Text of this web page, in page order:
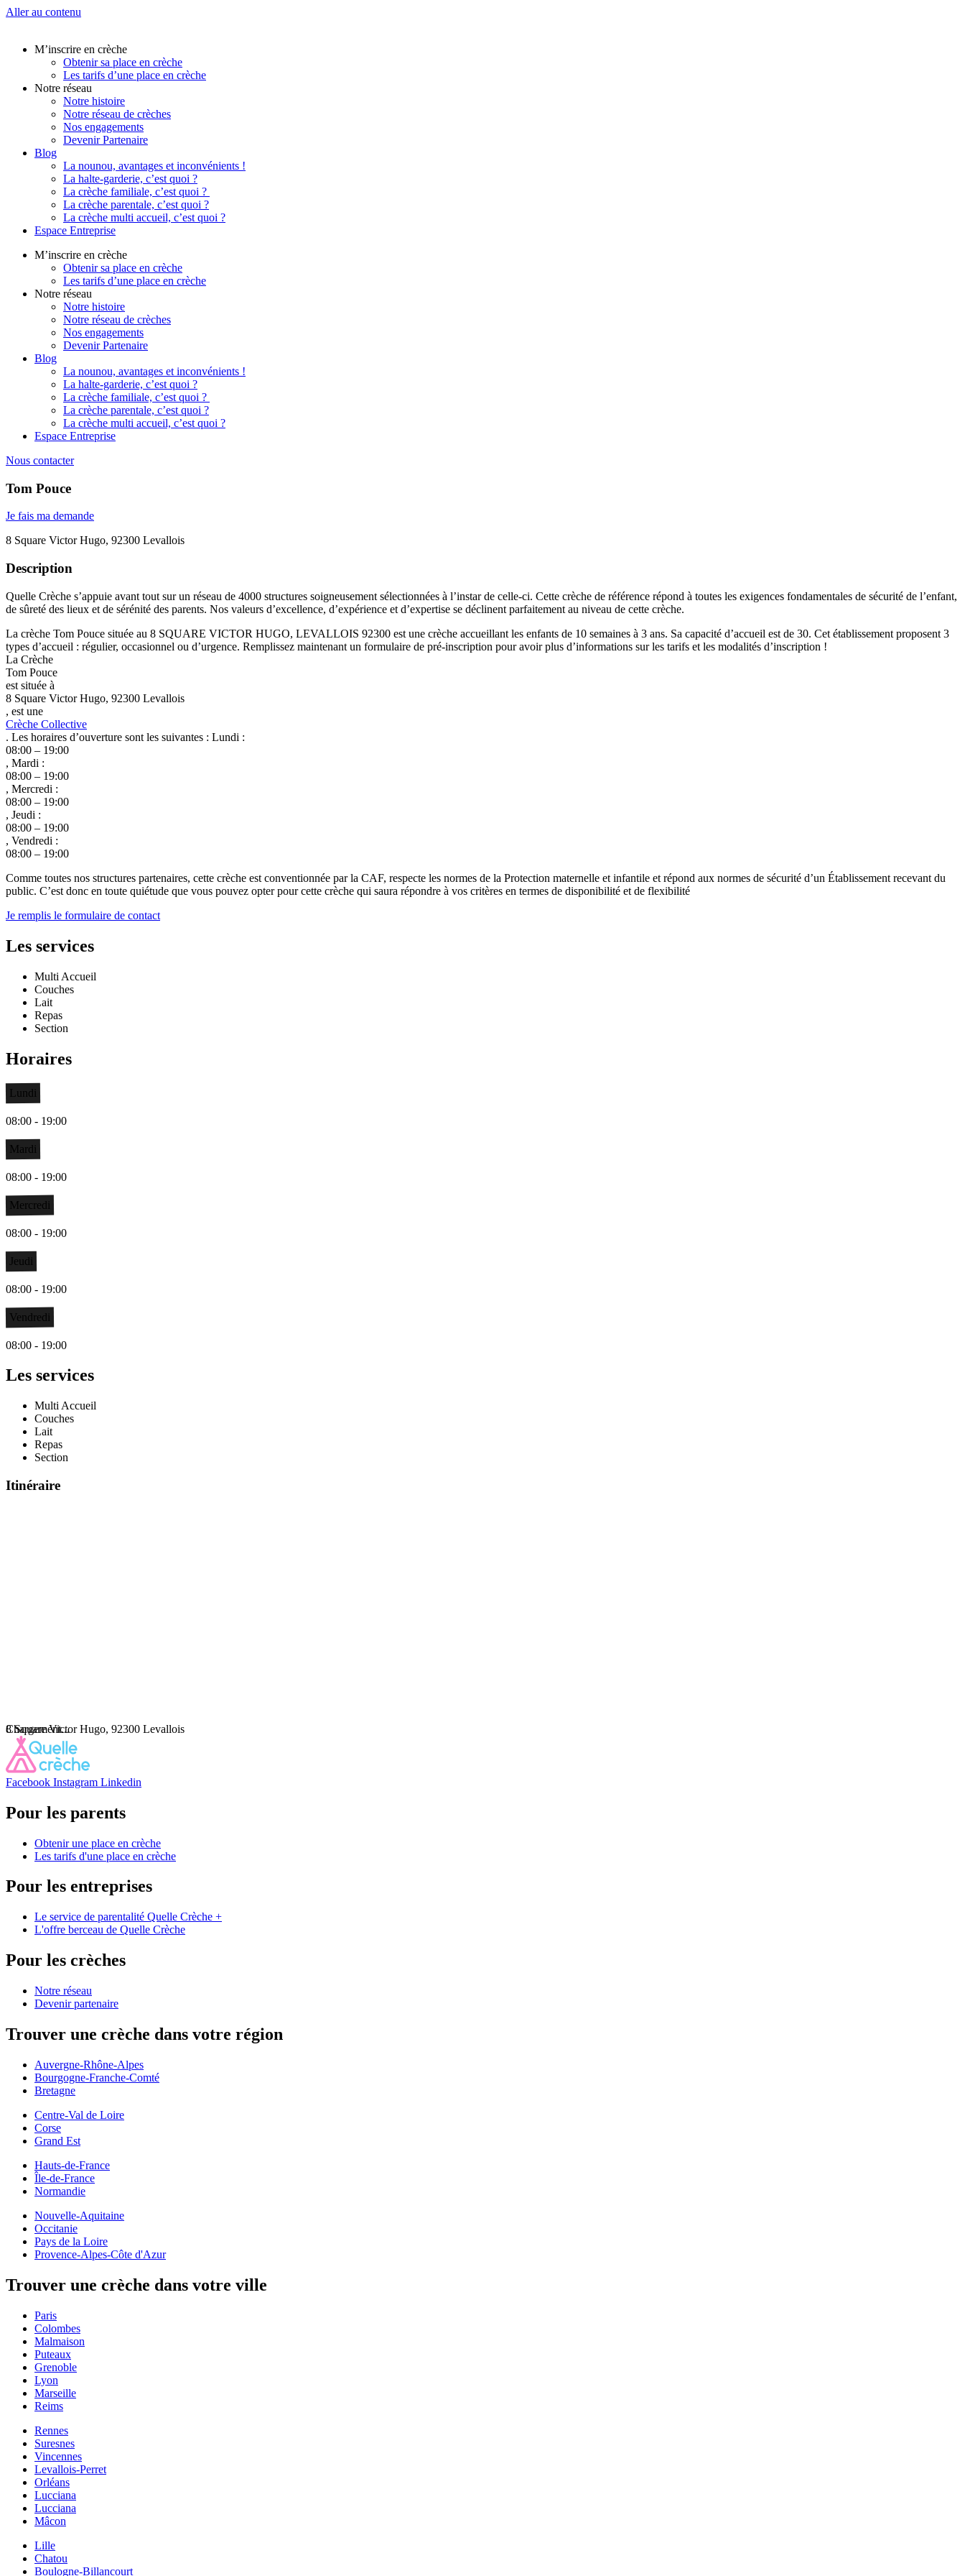
Aller au contenu
M’inscrire en crèche
Obtenir sa place en crèche
Les tarifs d’une place en crèche
Notre réseau
Notre histoire
Notre réseau de crèches
Nos engagements
Devenir Partenaire
Blog
La nounou, avantages et inconvénients !
La halte-garderie, c’est quoi ?
La crèche familiale, c’est quoi ?
La crèche parentale, c’est quoi ?
La crèche multi accueil, c’est quoi ?
Espace Entreprise
M’inscrire en crèche
Obtenir sa place en crèche
Les tarifs d’une place en crèche
Notre réseau
Notre histoire
Notre réseau de crèches
Nos engagements
Devenir Partenaire
Blog
La nounou, avantages et inconvénients !
La halte-garderie, c’est quoi ?
La crèche familiale, c’est quoi ?
La crèche parentale, c’est quoi ?
La crèche multi accueil, c’est quoi ?
Espace Entreprise
Nous contacter
Tom Pouce
Je fais ma demande
8 Square Victor Hugo, 92300 Levallois
Description
Quelle Crèche s’appuie avant tout sur un réseau de 4000 structures soigneusement sélectionnées à l’instar de celle-ci. Cette crèche de référence répond à toutes les exigences fondamentales de sécurité de l’enfant,
de sûreté des lieux et de sérénité des parents. Nos valeurs d’excellence, d’expérience et d’expertise se déclinent parfaitement au niveau de cette crèche.
La crèche Tom Pouce située au 8 SQUARE VICTOR HUGO, LEVALLOIS 92300 est une crèche accueillant les enfants de 10 semaines à 3 ans. Sa capacité d’accueil est de 30. Cet établissement proposent 3
types d’accueil : régulier, occasionnel ou d’urgence. Remplissez maintenant un formulaire de pré-inscription pour avoir plus d’informations sur les tarifs et les modalités d’inscription !
La Crèche
Tom Pouce
est située à
8 Square Victor Hugo, 92300 Levallois
, est une
Crèche Collective
. Les horaires d’ouverture sont les suivantes : Lundi :
08:00 – 19:00
, Mardi :
08:00 – 19:00
, Mercredi :
08:00 – 19:00
, Jeudi :
08:00 – 19:00
, Vendredi :
08:00 – 19:00
Comme toutes nos structures partenaires, cette crèche est conventionnée par la CAF, respecte les normes de la Protection maternelle et infantile et répond aux normes de sécurité d’un Établissement recevant du
public. C’est donc en toute quiétude que vous pouvez opter pour cette crèche qui saura répondre à vos critères en termes de disponibilité et de flexibilité
Je remplis le formulaire de contact
Les services
Multi Accueil
Couches
Lait
Repas
Section
Horaires
Lundi
08:00 - 19:00
Mardi
08:00 - 19:00
Mercredi
08:00 - 19:00
Jeudi
08:00 - 19:00
Vendredi
08:00 - 19:00
Les services
Multi Accueil
Couches
Lait
Repas
Section
Itinéraire
Chargement...
8 Square Victor Hugo, 92300 Levallois
Facebook Instagram Linkedin
Pour les parents
Obtenir une place en crèche
Les tarifs d'une place en crèche
Pour les entreprises
Le service de parentalité Quelle Crèche +
L'offre berceau de Quelle Crèche
Pour les crèches
Notre réseau
Devenir partenaire
Trouver une crèche dans votre région
Auvergne-Rhône-Alpes
Bourgogne-Franche-Comté
Bretagne
Centre-Val de Loire
Corse
Grand Est
Hauts-de-France
Île-de-France
Normandie
Nouvelle-Aquitaine
Occitanie
Pays de la Loire
Provence-Alpes-Côte d'Azur
Trouver une crèche dans votre ville
Paris
Colombes
Malmaison
Puteaux
Grenoble
Lyon
Marseille
Reims
Rennes
Suresnes
Vincennes
Levallois-Perret
Orléans
Lucciana
Lucciana
Mâcon
Lille
Chatou
Boulogne-Billancourt